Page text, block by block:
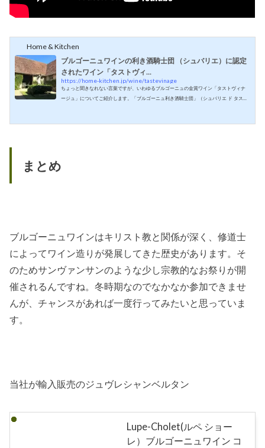
Home & Kitchen
ブルゴーニュワインの利き酒騎士団 （シュバリエ）に認定
されたワイン「タストヴィ...
https://home-kitchen.jp/wine/tastevinage
ちょっと聞きなれない言葉ですが、いわゆるブルゴーニュの金賞ワイン「タストヴィナ
ージュ」についてご紹介します。「ブルゴーニュ利き酒騎士団」（シュバリエ ド タスト
まとめ
ブルゴーニュワインはキリスト教と関係が深く、修道士
によってワイン造りが発展してきた歴史があります。そ
のためサンヴァンサンのような少し宗教的なお祭りが開
催されるんですね。冬時期なのでなかなか参加できませ
んが、チャンスがあれば一度行ってみたいと思っていま
す。
当社が輸入販売のジュヴレシャンベルタン
Lupe-Cholet(ルペ ショー
レ）ブルゴーニュワイン コ